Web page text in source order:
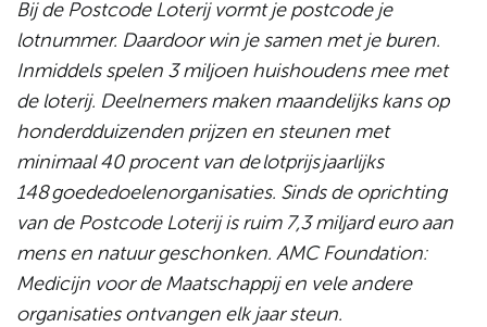
Bij de Postcode Loterij vormt je postcode je
lotnummer. Daardoor win je samen met je buren.
Inmiddels spelen 3 miljoen huishoudens mee met
de loterij. Deelnemers maken maandelijks kans op
honderdduizenden prijzen en steunen met
minimaal 40 procent van de lotprijs jaarlijks
148 goededoelenorganisaties. Sinds de oprichting
van de Postcode Loterij is ruim 7,3 miljard euro aan
mens en natuur geschonken. AMC Foundation:
Medicijn voor de Maatschappij en vele andere
organisaties ontvangen elk jaar steun.